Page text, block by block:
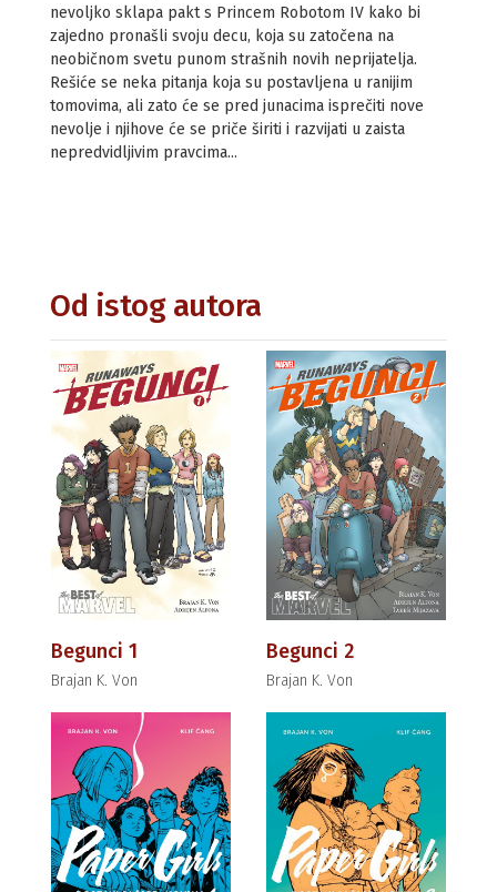
nevoljko sklapa pakt s Princem Robotom IV kako bi
zajedno pronašli svoju decu, koja su zatočena na
neobičnom svetu punom strašnih novih neprijatelja.
Rešiće se neka pitanja koja su postavljena u ranijim
tomovima, ali zato će se pred junacima isprečiti nove
nevolje i njihove će se priče širiti i razvijati u zaista
nepredvidljivim pravcima...
Od istog autora
Begunci 1
Brajan K. Von
Begunci 2
Brajan K. Von